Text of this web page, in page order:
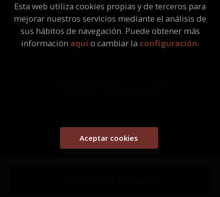
Quiénes somos
Pedidos especiales
Esta web utiliza cookies propias y de terceros para
mejorar nuestros servicios mediante el análisis de
sus hábitos de navegación. Puede obtener más
información aquío cambiar la configuración.
Aceptar cookies